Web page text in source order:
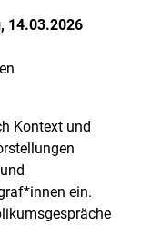
14.03.2026
Kontext und
ein.